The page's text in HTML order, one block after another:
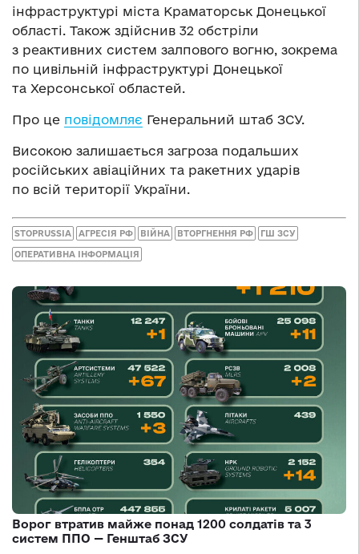
інфраструктурі міста Краматорськ Донецької
області. Також здійснив 32 обстріли
з реактивних систем залпового вогню, зокрема
по цивільній інфраструктурі Донецької
та Херсонської областей.
Про це повідомляє Генеральний штаб ЗСУ.
Високою залишається загроза подальших
російських авіаційних та ракетних ударів
по всій території України.
STOPRUSSIA АГРЕСІЯ РФ ВІЙНА ВТОРГНЕННЯ РФ ГШ ЗСУ
ОПЕРАТИВНА ІНФОРМАЦІЯ
Ворог втратив майже понад 1200 солдатів та 3
систем ППО — Генштаб ЗСУ